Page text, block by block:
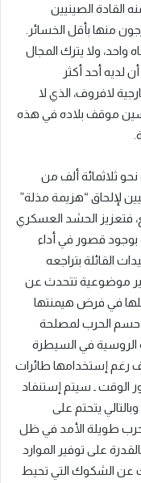
القادة الصينيين
منها بأقل الخسائر.
واحد، ولا يترك المجال
لديه أحد أكثر
لافروف، الذي لا
موقف بلاده في هذه
نحو ثلاثمائة ألف من
لإلحاق “هزيمة مذلة”
فتعزيز الحشد العسكري
بوجود قصور في أداء
القائلة بتراجعه
موضوعية تتحدث عن
في فرض هيمنتها
حسم الحرب لمصلحة
الروسية في السيطرة
رغم إستخدامها طائرات
الوقت ـ سيتم إستنفاد
يتحتم على
طويلة الأمد في ظل
على توفير الموارد
عن الشكوك التي تحيط